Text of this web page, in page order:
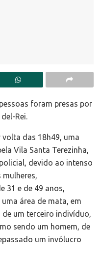
foram presas por
Rei.
das 18h49, uma
Vila Santa Terezinha,
devido ao intenso
31 e de 49 anos,
área de mata, em
um terceiro indivíduo,
sendo um homem, de
um invólucro